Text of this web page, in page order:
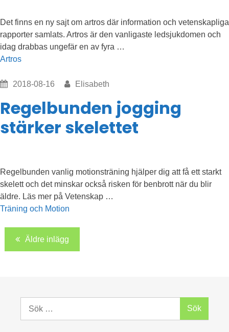
Det finns en ny sajt om artros där information och vetenskapliga
rapporter samlats. Artros är den vanligaste ledsjukdomen och
idag drabbas ungefär en av fyra …
Artros
2018-08-16 Elisabeth
Regelbunden jogging
stärker skelettet
Regelbunden vanlig motionsträning hjälper dig att få ett starkt
skelett och det minskar också risken för benbrott när du blir
äldre. Läs mer på Vetenskap …
Träning och Motion
Inläggsnavigering
Äldre inlägg